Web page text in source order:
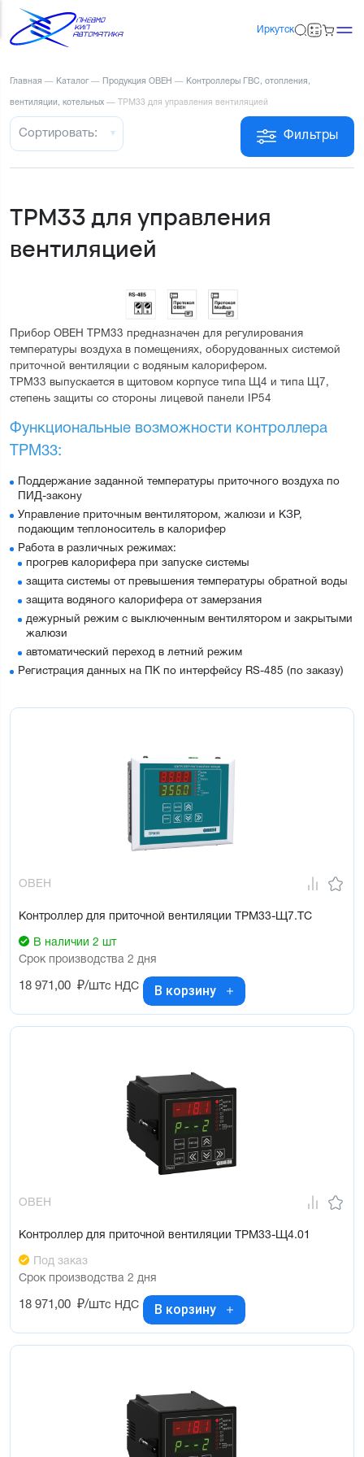
Иркутск
Главная — Каталог — Продукция ОВЕН — Контроллеры ГВС, отопления,
вентиляции, котельных — ТРМ33 для управления вентиляцией
Фильтры
Сортировать:
ТРМ33 для управления
вентиляцией
Прибор ОВЕН ТРМ33 предназначен для регулирования
температуры воздуха в помещениях, оборудованных системой
приточной вентиляции с водяным калорифером.
ТРМ33 выпускается в щитовом корпусе типа Щ4 и типа Щ7,
степень защиты со стороны лицевой панели IP54
Функциональные возможности контроллера
ТРМ33:
Поддержание заданной температуры приточного воздуха по
ПИД-закону
Управление приточным вентилятором, жалюзи и КЗР,
подающим теплоноситель в калорифер
Работа в различных режимах:
прогрев калорифера при запуске системы
защита системы от превышения температуры обратной воды
защита водяного калорифера от замерзания
дежурный режим с выключенным вентилятором и закрытыми
жалюзи
автоматический переход в летний режим
Регистрация данных на ПК по интерфейсу RS-485 (по заказу)
ОВЕН
Контроллер для приточной вентиляции ТРМ33-Щ7.ТС
В наличии 2 шт
Срок производства 2 дня
18 971,00 ₽/штс НДС В корзину
ОВЕН
Контроллер для приточной вентиляции ТРМ33-Щ4.01
Под заказ
Срок производства 2 дня
18 971,00 ₽/штс НДС В корзину